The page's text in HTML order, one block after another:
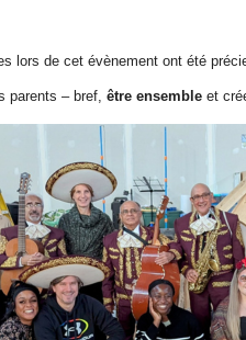
lors de cet évènement ont été
parents – bref, être ensemble et